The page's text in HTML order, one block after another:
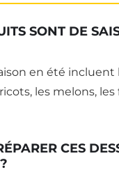
SONT DE
en été incluent
les melons,
CES